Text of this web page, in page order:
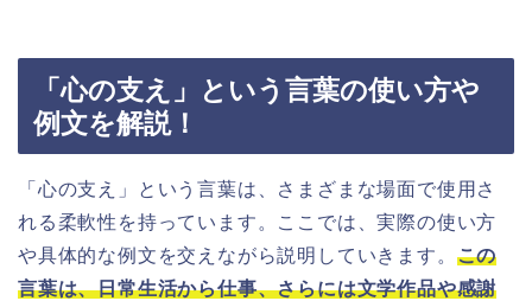
「心の支え」という言葉の使い方や
例文を解説！
「心の支え」という言葉は、さまざまな場面で使用さ
れる柔軟性を持っています。ここでは、実際の使い方
や具体的な例文を交えながら説明していきます。 この
言葉は、日常生活から仕事、さらには文学作品や感謝